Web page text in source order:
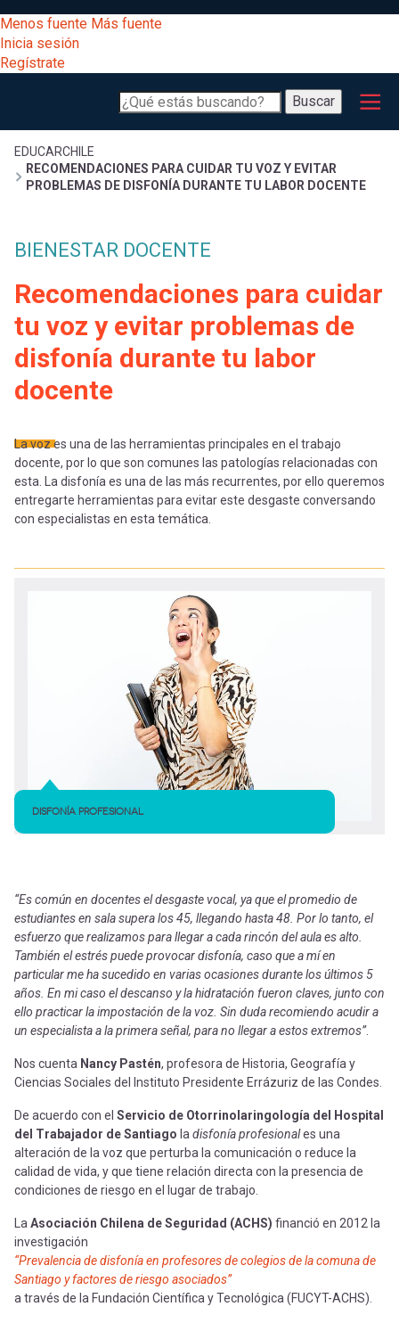
al
contenido
principal
[Educarchile
Escritorio]
Menú
entrar
a
mi
cuenta
Menos fuente Más fuente
Inicia sesión
Regístrate
Buscar
Buscar
Menú
principal
Desarrollo
Expand
Gestión
curricular
Expand
Exploración
Expand
[Educarchile
Mobile]
Menú
entrar
sesión
Regístrate
Sobrescribir
de
ayuda
a
la
navegación
EDUCARCHILE
RECOMENDACIONES PARA CUIDAR TU VOZ Y EVITAR
PROBLEMAS DE DISFONÍA DURANTE TU LABOR DOCENTE
BIENESTAR DOCENTE
Recomendaciones para cuidar
tu voz y evitar problemas de
disfonía durante tu labor
docente
La voz es una de las herramientas principales en el trabajo
docente, por lo que son comunes las patologías relacionadas con
esta. La disfonía es una de las más recurrentes, por ello queremos
entregarte herramientas para evitar este desgaste conversando
con especialistas en esta temática.
DISFONÍA PROFESIONAL
“Es común en docentes el desgaste vocal, ya que el promedio de
estudiantes en sala supera los 45, llegando hasta 48. Por lo tanto, el
esfuerzo que realizamos para llegar a cada rincón del aula es alto.
También el estrés puede provocar disfonía, caso que a mí en
particular me ha sucedido en varias ocasiones durante los últimos 5
años. En mi caso el descanso y la hidratación fueron claves, junto con
ello practicar la impostación de la voz. Sin duda recomiendo acudir a
un especialista a la primera señal, para no llegar a estos extremos”.
Nos cuenta Nancy Pastén, profesora de Historia, Geografía y
Ciencias Sociales del Instituto Presidente Errázuriz de las Condes.
De acuerdo con el Servicio de Otorrinolaringología del Hospital
del Trabajador de Santiago la disfonía profesionales una
alteración de la voz que perturba la comunicación o reduce la
calidad de vida, y que tiene relación directa con la presencia de
condiciones de riesgo en el lugar de trabajo.
La Asociación Chilena de Seguridad (ACHS) financió en 2012 la
investigación
“Prevalencia de disfonía en profesores de colegios de la comuna de
Santiago y factores de riesgo asociados”
a través de la Fundación Científica y Tecnológica (FUCYT-ACHS).